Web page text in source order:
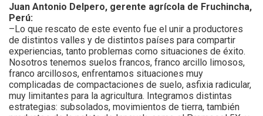
Juan Antonio Delpero, gerente agrícola de Fruchincha,
Perú:
–Lo que rescato de este evento fue el unir a productores
de distintos valles y de distintos países para compartir
experiencias, tanto problemas como situaciones de éxito.
Nosotros tenemos suelos francos, franco arcillo limosos,
franco arcillosos, enfrentamos situaciones muy
complicadas de compactaciones de suelo, asfixia radicular,
muy limitantes para la agricultura. Integramos distintas
estrategias: subsolados, movimientos de tierra, también